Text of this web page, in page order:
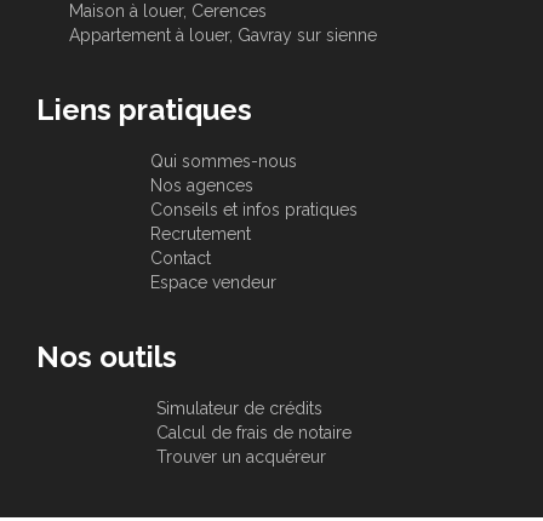
Maison à louer, Cerences
Appartement à louer, Gavray sur sienne
Liens pratiques
Qui sommes-nous
Nos agences
Conseils et infos pratiques
Recrutement
Contact
Espace vendeur
Nos outils
Simulateur de crédits
Calcul de frais de notaire
Trouver un acquéreur